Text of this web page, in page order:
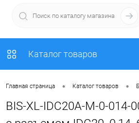
Каталог товаров
Главная страница • Каталог товаров •
BIS-XL-IDC20A-M-0-014-